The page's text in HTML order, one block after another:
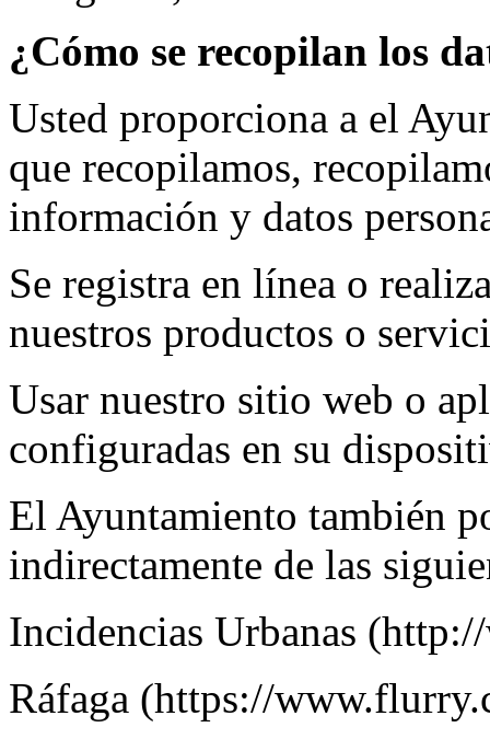
¿Cómo se recopilan los
Usted proporciona a el
que recopilamos,
información y datos
Se registra en línea o
nuestros productos o
Usar nuestro sitio web o
configuradas en su
El Ayuntamiento también
indirectamente de las
Incidencias Urbanas
Ráfaga (https://